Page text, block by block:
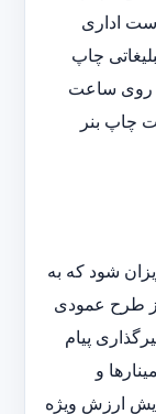
اداری
چاپ
روی ساعت
چاپ بنر
شود که به
از طرح عمودی
پیام
و
ارزش ویژه